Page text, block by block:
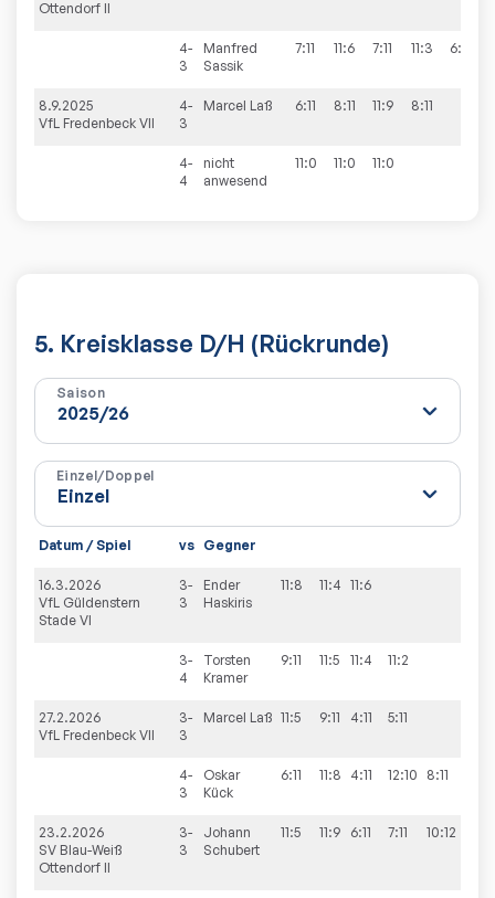
Ottendorf II
4-
3
Manfred
Sassik
7:11 11:6 7:11 11:3 6:11
8.9.2025
VfL Fredenbeck VII
4-
3
Marcel Laß 6:11 8:11 11:9 8:11
4-
4
nicht
anwesend
11:0 11:0 11:0
5. Kreisklasse D/H (Rückrunde)
Saison
Einzel/Doppel
Datum / Spiel vs Gegner
16.3.2026
VfL Güldenstern
Stade VI
3-
3
Ender
Haskiris
11:8 11:4 11:6
3-
4
Torsten
Kramer
9:11 11:5 11:4 11:2
27.2.2026
VfL Fredenbeck VII
3-
3
Marcel Laß 11:5 9:11 4:11 5:11
4-
3
Oskar
Kück
6:11 11:8 4:11 12:10 8:11
23.2.2026
SV Blau-Weiß
Ottendorf II
3-
3
Johann
Schubert
11:5 11:9 6:11 7:11 10:12